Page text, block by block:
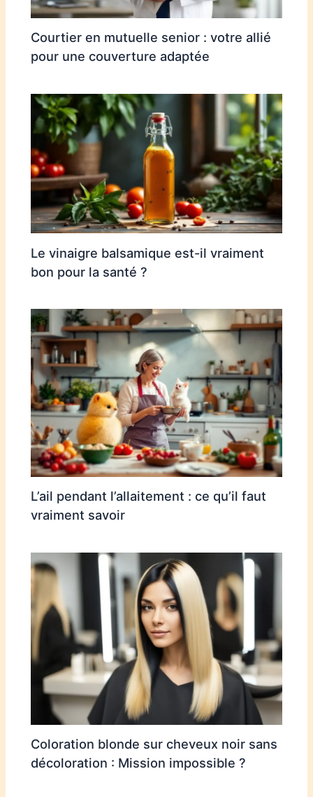
Courtier en mutuelle senior : votre allié
pour une couverture adaptée
Le vinaigre balsamique est-il vraiment
bon pour la santé ?
L’ail pendant l’allaitement : ce qu’il faut
vraiment savoir
Coloration blonde sur cheveux noir sans
décoloration : Mission impossible ?